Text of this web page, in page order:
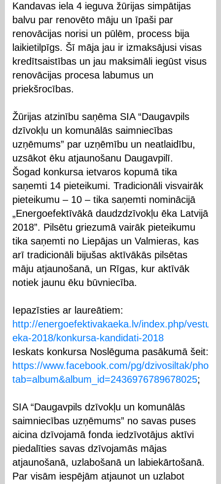
Kandavas iela 4 ieguva žūrijas simpātijas
balvu par renovēto māju un īpaši par
renovācijas norisi un pūlēm, process bija
laikietilpīgs. Šī māja jau ir izmaksājusi visas
kredītsaistības un jau maksimāli iegūst visus
renovācijas procesa labumus un
priekšrocības.
Žūrijas atzinību saņēma SIA “Daugavpils
dzīvokļu un komunālās saimniecības
uzņēmums” par uzņēmību un neatlaidību,
uzsākot ēku atjaunošanu Daugavpilī.
Šogad konkursa ietvaros kopumā tika
saņemti 14 pieteikumi. Tradicionāli visvairāk
pieteikumu – 10 – tika saņemti nominācijā
„Energoefektīvākā daudzdzīvokļu ēka Latvijā
2018”. Pilsētu griezumā vairāk pieteikumu
tika saņemti no Liepājas un Valmieras, kas
arī tradicionāli bijušas aktīvākās pilsētas
māju atjaunošanā, un Rīgas, kur aktīvāk
notiek jaunu ēku būvniecība.
Iepazīsties ar laureātiem:
http://energoefektivakaeka.lv/index.php/
eka-2018/konkursa-kandidati-2018
Ieskats konkursa Noslēguma pasākumā šeit:
https://www.facebook.com/pg/dzivosiltak/
tab=album&album_id=2436976789678025;
SIA “Daugavpils dzīvokļu un komunālās
saimniecības uzņēmums” no savas puses
aicina dzīvojamā fonda iedzīvotājus aktīvi
piedalīties savas dzīvojamās mājas
atjaunošanā, uzlabošanā un labiekārtošanā.
Par visām iespējām atjaunot un uzlabot